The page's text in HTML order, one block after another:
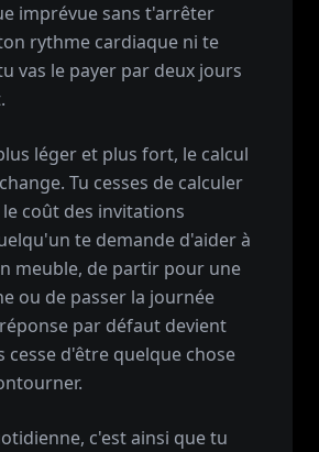
imprévue sans t'arrêter
rythme cardiaque ni te
vas le payer par deux jours
léger et plus fort, le calcul
Tu cesses de calculer
coût des invitations
te demande d'aider à
meuble, de partir pour une
ou de passer la journée
par défaut devient
cesse d'être quelque chose
c'est ainsi que tu